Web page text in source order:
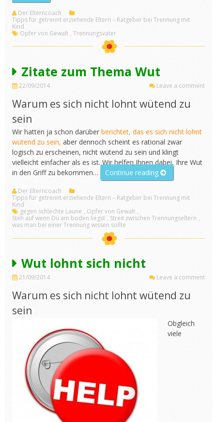
Der Elterncoach
Tipps für getrennt erziehende Eltern – Ratgeber bei Trennung mit
Kind
Opfer von Gewalt ,Trennungsvater
Zitate zum Thema Wut
22/09/2014 Leave a comment
Warum es sich nicht lohnt wütend zu
sein
Wir hatten ja schon darüber berichtet, das es sich nicht lohnt
wütend zu sein, aber dennoch scheint es rational zwar
logisch zu erscheinen, nicht wütend zu sein und klingt
vielleicht einfacher als es ist. Wir helfen Ihnen dabei, Ihre Wut
in den Griff zu bekommen…
Continue reading „Zitate
zum
Wut“
Der Elterncoach
Tipps für getrennt erziehende Eltern – Ratgeber bei Trennung mit
Kind
gegen schlechte Laune , Opfer von Gewalt ,
Steh auf wenn Du am boden liegst , Streit zwischen Trennungseltern ,
was man bei einer Trennung wissen sollte
Wut lohnt sich nicht
21/09/2014 Leave a comment
Warum es sich nicht lohnt wütend zu
sein
Obgleich
viele